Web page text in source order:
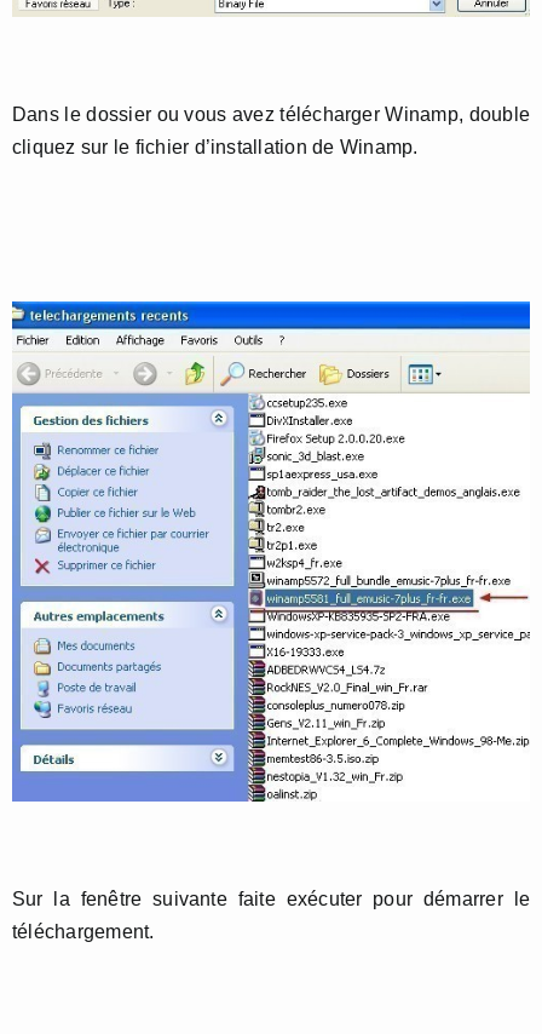
Dans le dossier ou vous avez télécharger Winamp, double
cliquez sur le fichier d’installation de Winamp.
Sur la fenêtre suivante faite exécuter pour démarrer le
téléchargement.